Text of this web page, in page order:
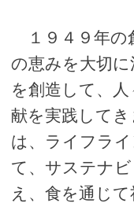
１９４９年の
の恵みを大切
を創造して、
献を実践して
は、ライフラ
て、サステナ
え、食を通じ